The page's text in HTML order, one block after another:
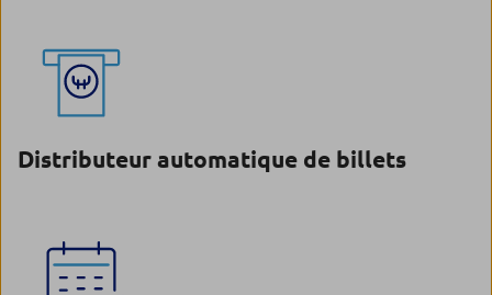
Distributeur automatique de billets